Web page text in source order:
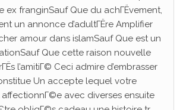
ex franginSauf Que du achГЁvement,
un annonce d’adultГЁre Amplifier
amour dans islamSauf Que est un
Que cette raison nouvelle
l’amitiГ© Ceci admire d’embrasser
Un accepte lequel votre
avec diverses ensuite